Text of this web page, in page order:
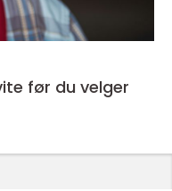
før du velger